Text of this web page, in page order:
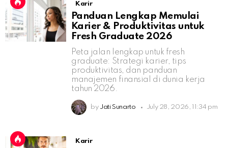
Karir
Panduan Lengkap Memulai
Karier & Produktivitas untuk
Fresh Graduate 2026
Peta jalan lengkap untuk fresh
graduate: Strategi karier, tips
produktivitas, dan panduan
manajemen finansial di dunia kerja
tahun 2026.
by Jati Sunarto July 28, 2026, 11:34 pm
Karir